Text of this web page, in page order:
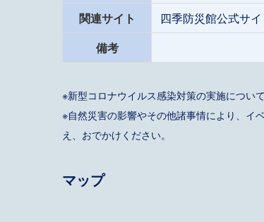
関連サイト
四季防災館公式サイ
備考
※新型コロナウイルス感染対策の実施につい
※自然災害の影響やその他諸事情により、イ
え、おでかけください。
マップ